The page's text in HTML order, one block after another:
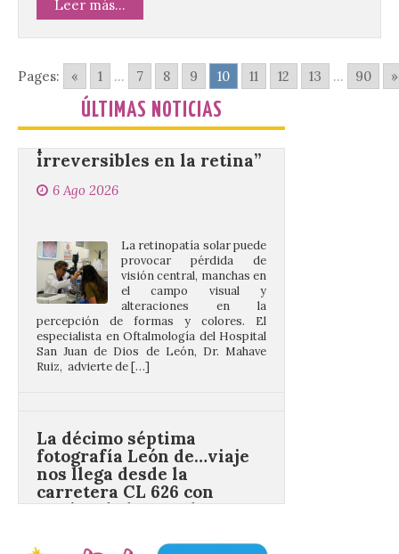
Leer más...
Pages: « 1 ... 7 8 9 10 11 12 13 ... 90 »
ÚLTIMAS NOTICIAS
protección adecuada
puede causar daños
irreversibles en la retina”
el campo visual y
alteraciones en la
percepción de formas y colores. El
especialista en Oftalmología del Hospital
San Juan de Dios de León, Dr. Mahave
Ruiz, advierte de […]
carretera CL 626 con
motivo de la marcha en
defensa de FEVE
6 Ago 2026